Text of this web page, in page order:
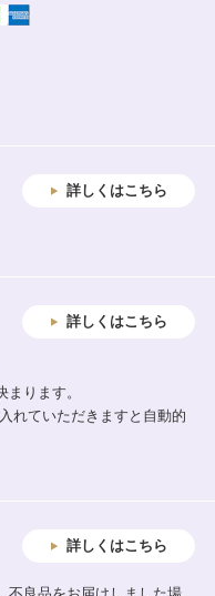
詳しくはこちら
詳しくはこちら
まります。
れていただきますと自動的
詳しくはこちら